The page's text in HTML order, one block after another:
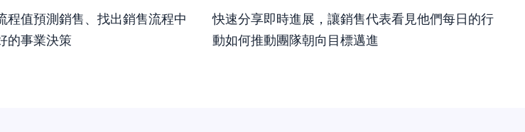
程值預測銷售、找出銷售流程中
的事業決策
快速分享即時進展，讓銷售代表看見他們每日的行
動如何推動團隊朝向目標邁進